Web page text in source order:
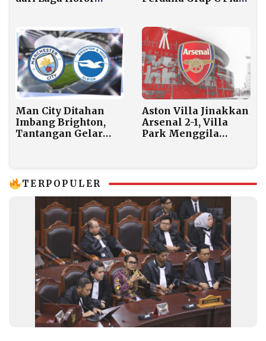
Man City Ditahan
Imbang Brighton,
Tantangan Gelar
Aston Villa Jinakkan
Arsenal 2-1, Villa
Park Menggila
TERPOPULER